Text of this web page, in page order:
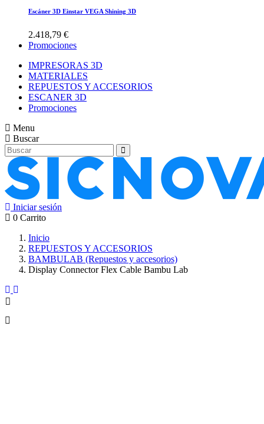
Escáner 3D Einstar VEGA Shining 3D
2.418,79 €
Promociones
IMPRESORAS 3D
MATERIALES
REPUESTOS Y ACCESORIOS
ESCANER 3D
Promociones
Menu
Buscar
Iniciar sesión
0 Carrito
Inicio
REPUESTOS Y ACCESORIOS
BAMBULAB (Repuestos y accesorios)
Display Connector Flex Cable Bambu Lab